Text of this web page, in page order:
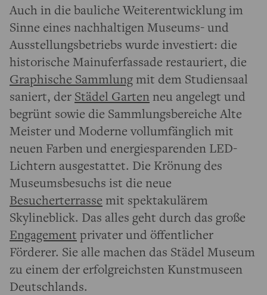
Auch in die bauliche Weiterentwicklung im
Sinne eines nachhaltigen Museums- und
Ausstellungsbetriebs wurde investiert: die
historische Mainuferfassade restauriert, die
Graphische Sammlungmit dem Studiensaal
saniert, der Städel Gartenneu angelegt und
begrünt sowie die Sammlungsbereiche Alte
Meister und Moderne vollumfänglich mit
neuen Farben und energiesparenden LED-
Lichtern ausgestattet. Die Krönung des
Museumsbesuchs ist die neue
Besucherterrasse mit spektakulärem
Skylineblick. Das alles geht durch das große
Engagement privater und öffentlicher
Förderer. Sie alle machen das Städel Museum
zu einem der erfolgreichsten Kunstmuseen
Deutschlands.